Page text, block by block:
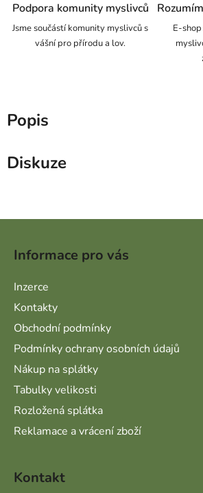
Podpora komunity myslivců
Jsme součástí komunity myslivců s
vášní pro přírodu a lov.
E-
Popis
Diskuze
Informace pro vás
Inzerce
Kontakty
Obchodní podmínky
Podmínky ochrany osobních údajů
Nákup na splátky
Tabulky velikosti
Rozložená splátka
Reklamace a vrácení zboží
Kontakt